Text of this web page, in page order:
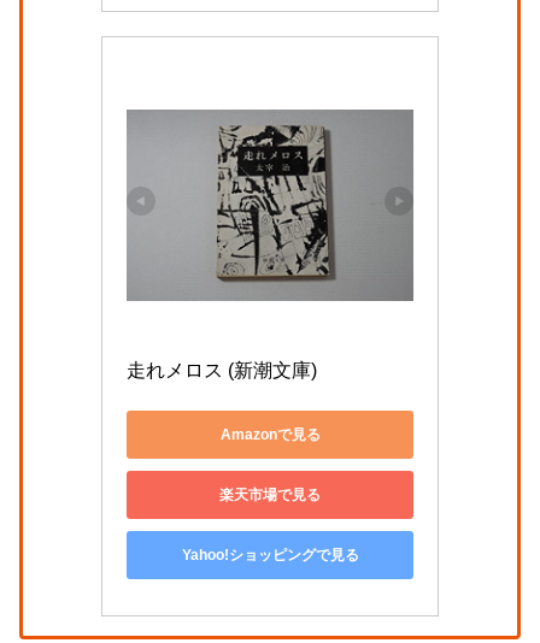
走れメロス (新潮文庫)
Amazonで見る
楽天市場で見る
Yahoo!ショッピングで見る